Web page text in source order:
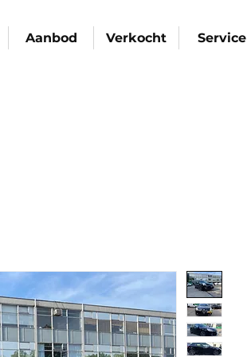
Aanbod Verkocht Service